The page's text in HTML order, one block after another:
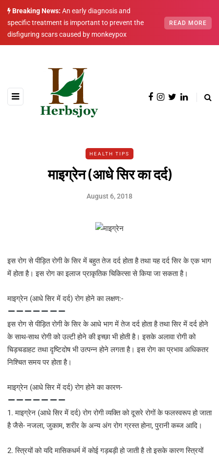
Breaking News: An early diagnosis and
specific treatment is important to prevent the
disfiguring scars caused by monkeypox
READ MORE
HEALTH TIPS
माइग्रेन (आधे सिर का दर्द)
August 6, 2018
इस रोग से पीड़ित रोगी के सिर में बहुत तेज दर्द होता है तथा यह दर्द सिर के एक भाग
में होता है। इस रोग का इलाज प्राकृतिक चिकित्सा से किया जा सकता है।
माइग्रेन (आधे सिर में दर्द) रोग होने का लक्षण:-
इस रोग से पीड़ित रोगी के सिर के आधे भाग में तेज दर्द होता है तथा सिर में दर्द होने
के साथ-साथ रोगी को उल्टी होने की इच्छा भी होती है। इसके अलावा रोगी को
चिड़चडाहट तथा दृष्टिदोष भी उत्पन्न होने लगता है। इस रोग का प्रभाव अधिकतर
निश्चित समय पर होता है।
माइग्रेन (आधे सिर में दर्द) रोग होने का कारण-
1. माइग्रेन (आधे सिर में दर्द) रोग रोगी व्यक्ति को दूसरे रोगों के फलस्वरूप हो जाता
है जैसे- नजला, जुकाम, शरीर के अन्य अंग रोग ग्रस्त होना, पुरानी कब्ज आदि।
2. स्त्रियों को यदि मासिकधर्म में कोई गड़बड़ी हो जाती है तो इसके कारण स्त्रियों